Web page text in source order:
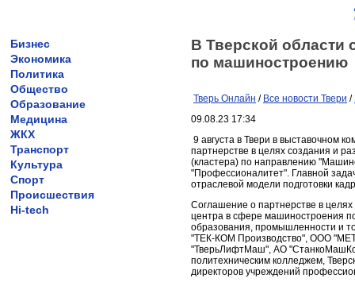
Бизнес
Экономика
Политика
Общество
Образование
Медицина
ЖКХ
Транспорт
Культура
Спорт
Происшествия
Hi-tech
В Тверской области
по машиностроению
Тверь Онлайн / Все новости Твери /
09.08.23 17:34
9 августа в Твери в выставочном
партнерстве в целях создания и
(кластера) по направлению
"Профессионалитет". Главной
отраслевой модели подготовки
Соглашение о партнерстве в
центра в сфере машиностроения
образования, промышленности и
"ТЕК-КОМ Производство", ООО
"ТверьЛифтМаш", АО
политехническим колледжем,
директоров учреждений